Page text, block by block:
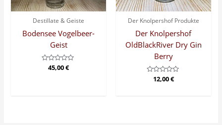
Destillate & Geiste
Bodensee Vogelbeer-
Geist
Bewertet
45,00€
Der Knolpershof Produkte
Der Knolpershof
OldBlackRiver Dry Gin
Berry
Bewertet
12,00€